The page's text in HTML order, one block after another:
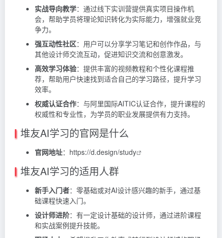
实战导向教学：通过线下实训营提供真实项目操作机
会，帮助学员将理论知识转化为实际能力，增强就业竞
争力。
强互动性社区：用户可以分享学习笔记和创作作品，与
其他设计师交流互动，促进知识交流和创意激发。
高效学习体验：提供丰富的视频教程和个性化课程推
荐，帮助用户快速找到适合自己的学习路径，提升学习
效率。
权威认证合作：与阿里国际AITIC认证合作，提升课程的
权威性和专业性，为学员的职业发展提供有力支持。
堆友AI学习的官网是什么
官网地址： https://d.design/study
堆友AI学习的适用人群
新手入门者：零基础或对AI设计感兴趣的新手，通过基
础课程快速入门。
设计师进阶：有一定设计基础的设计师，通过进阶课程
和实战案例提升技能。